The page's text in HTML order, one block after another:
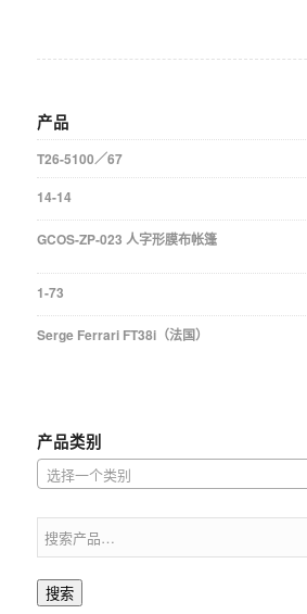
产品
T26-5100／67
14-14
GCOS-ZP-023 人字形膜布帐篷
1-73
Serge Ferrari FT38i（法国）
产品类别
选择一个类别
搜索